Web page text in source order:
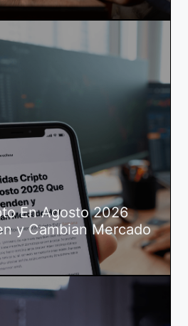
En Agosto 2026
y Cambian Mercado